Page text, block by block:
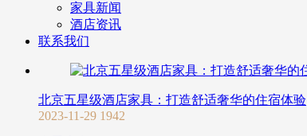
家具新闻
酒店资讯
联系我们
北京五星级酒店家具：打造舒适奢华的住宿体验
2023-11-29 1942